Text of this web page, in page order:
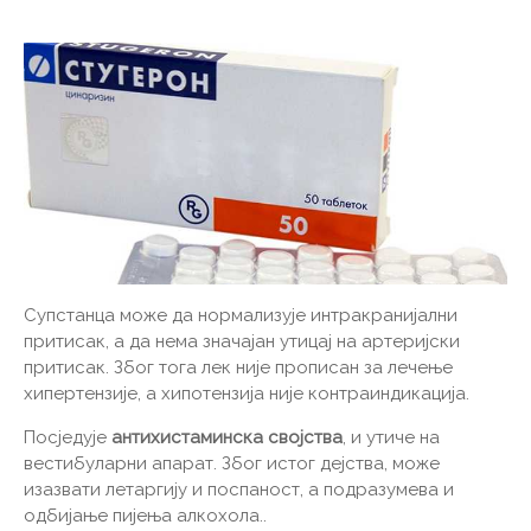
Супстанца може да нормализује интракранијални
притисак, а да нема значајан утицај на артеријски
притисак. Због тога лек није прописан за лечење
хипертензије, а хипотензија није контраиндикација.
Посједује антихистаминска својства , и утиче на
вестибуларни апарат. Због истог дејства, може
изазвати летаргију и поспаност, а подразумева и
одбијање пијења алкохола..